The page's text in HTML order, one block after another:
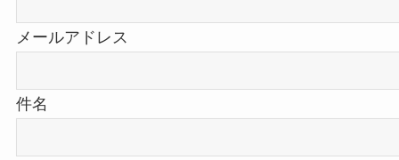
メールアドレス
件名